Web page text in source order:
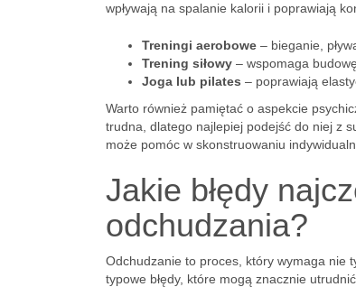
wpływają na spalanie kalorii i poprawiają
Treningi aerobowe – bieganie,
Trening siłowy – wspomaga
Joga lub pilates – poprawiają
Warto również pamiętać o aspekcie
trudna, dlatego najlepiej podejść do niej z
może pomóc w skonstruowaniu
Jakie błędy
odchudzania?
Odchudzanie to proces, który wymaga nie
typowe błędy, które mogą znacznie